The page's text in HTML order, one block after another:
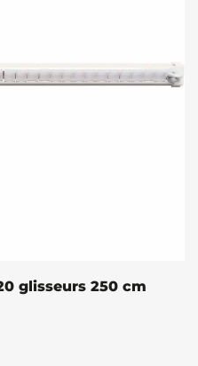
glisseurs 250 cm